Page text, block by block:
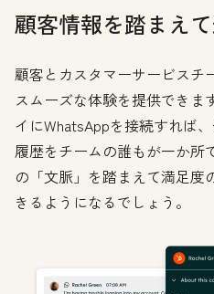
顧客情報を踏まえ
顧客とカスタマーサービスチ
スムーズな体験を提供できま
イにWhatsAppを接続すれば
履歴をチームの誰もが一か所
の「文脈」を踏まえて満足度
きるようになるでしょう。